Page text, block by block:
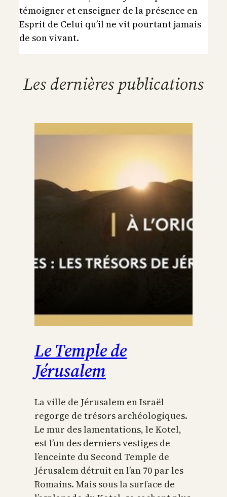
témoigner et enseigner de la présence en
Esprit de Celui qu’il ne vit pourtant jamais
de son vivant.
Les dernières publications
Le Temple de
Jérusalem
La ville de Jérusalem en Israël
regorge de trésors archéologiques.
Le mur des lamentations, le Kotel,
est l’un des derniers vestiges de
l’enceinte du Second Temple de
Jérusalem détruit en l’an 70 par les
Romains. Mais sous la surface de